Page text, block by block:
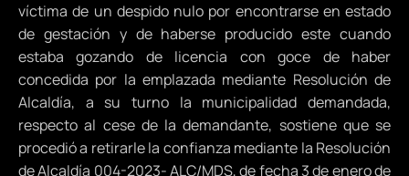
víctima de un despido nulo por encontrarse en estado
de gestación y de haberse producido este cuando
estaba gozando de licencia con goce de haber
concedida por la emplazada mediante Resolución de
Alcaldía, a su turno la municipalidad demandada,
respecto al cese de la demandante, sostiene que se
procedió a retirarle la confianza mediante la Resolución
de Alcaldía 004-2023- ALC/MDS, de fecha 3 de enero de